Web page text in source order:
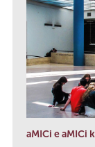
aMICi e aMICi